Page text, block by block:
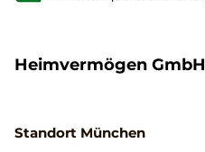
Heimvermögen GmbH
Standort München